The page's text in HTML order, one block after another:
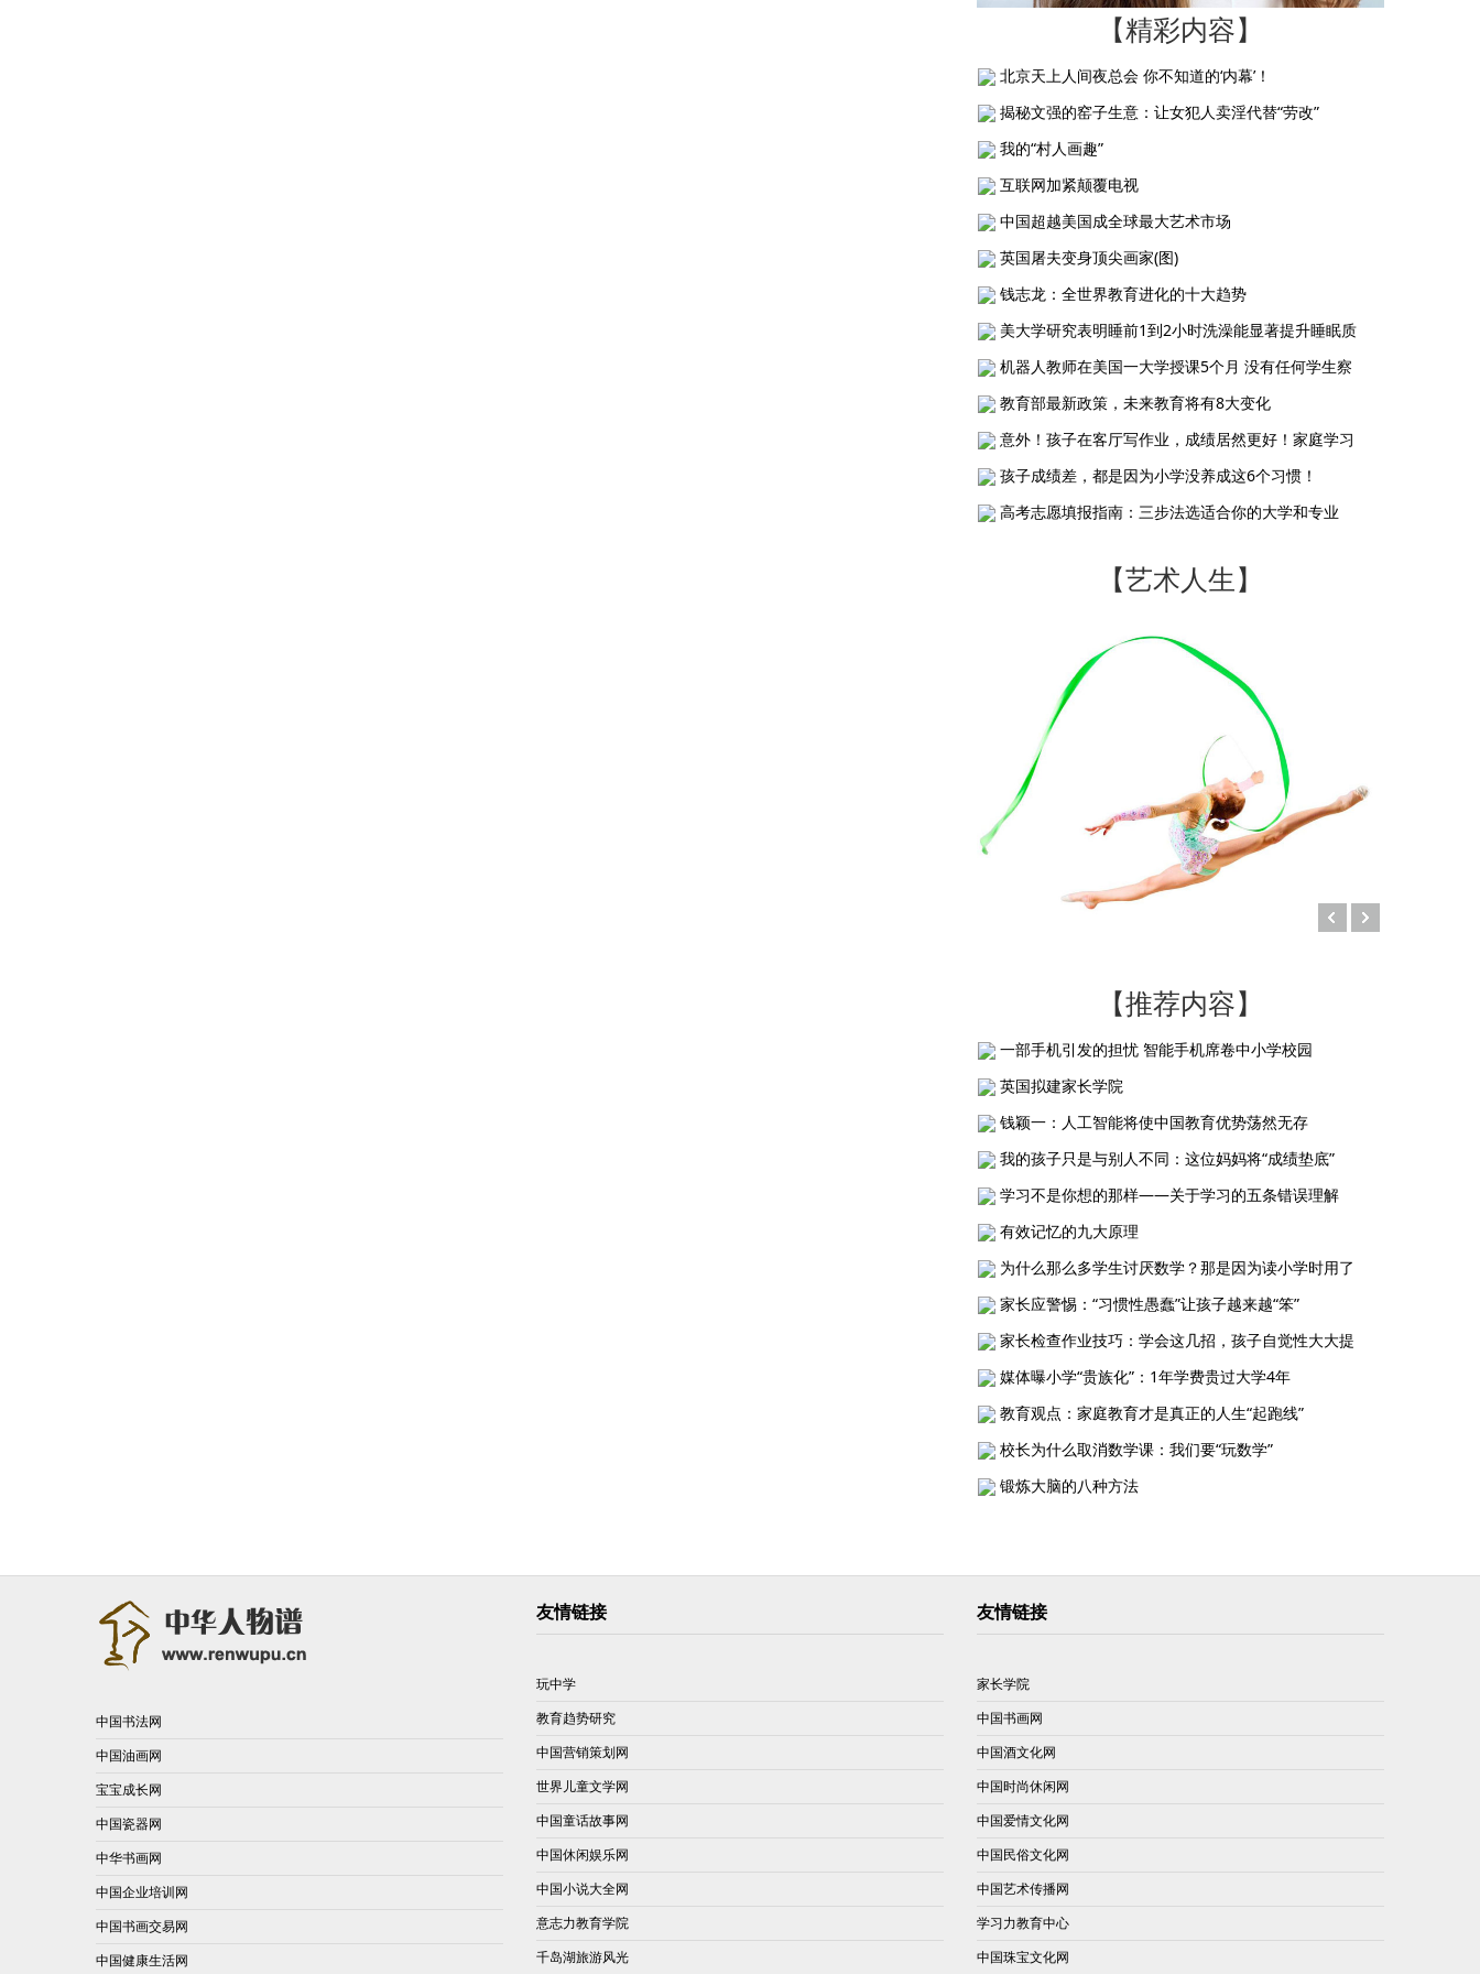
【精彩内容】
北京天上人间夜总会 你不知道的‘内幕’！
揭秘文强的窑子生意：让女犯人卖淫代替“劳改”
我的“村人画趣”
互联网加紧颠覆电视
中国超越美国成全球最大艺术市场
英国屠夫变身顶尖画家(图)
钱志龙：全世界教育进化的十大趋势
美大学研究表明睡前1到2小时洗澡能显著提升睡眠质
机器人教师在美国一大学授课5个月 没有任何学生察
教育部最新政策，未来教育将有8大变化
意外！孩子在客厅写作业，成绩居然更好！家庭学习
孩子成绩差，都是因为小学没养成这6个习惯！
高考志愿填报指南：三步法选适合你的大学和专业
【艺术人生】
【推荐内容】
一部手机引发的担忧 智能手机席卷中小学校园
英国拟建家长学院
钱颖一：人工智能将使中国教育优势荡然无存
我的孩子只是与别人不同：这位妈妈将“成绩垫底”
学习不是你想的那样——关于学习的五条错误理解
有效记忆的九大原理
为什么那么多学生讨厌数学？那是因为读小学时用了
家长应警惕：“习惯性愚蠢”让孩子越来越“笨”
家长检查作业技巧：学会这几招，孩子自觉性大大提
媒体曝小学“贵族化”：1年学费贵过大学4年
教育观点：家庭教育才是真正的人生“起跑线”
校长为什么取消数学课：我们要“玩数学”
锻炼大脑的八种方法
中国书法网
中国油画网
宝宝成长网
中国瓷器网
中华书画网
中国企业培训网
中国书画交易网
中国健康生活网
友情链接
玩中学
教育趋势研究
中国营销策划网
世界儿童文学网
中国童话故事网
中国休闲娱乐网
中国小说大全网
意志力教育学院
千岛湖旅游风光
友情链接
家长学院
中国书画网
中国酒文化网
中国时尚休闲网
中国爱情文化网
中国民俗文化网
中国艺术传播网
学习力教育中心
中国珠宝文化网